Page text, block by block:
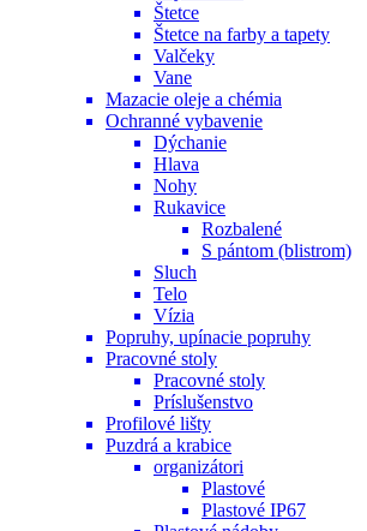
Štetce
Štetce na farby a tapety
Valčeky
Vane
Mazacie oleje a chémia
Ochranné vybavenie
Dýchanie
Hlava
Nohy
Rukavice
Rozbalené
S pántom (blistrom)
Sluch
Telo
Vízia
Popruhy, upínacie popruhy
Pracovné stoly
Pracovné stoly
Príslušenstvo
Profilové lišty
Puzdrá a krabice
organizátori
Plastové
Plastové IP67